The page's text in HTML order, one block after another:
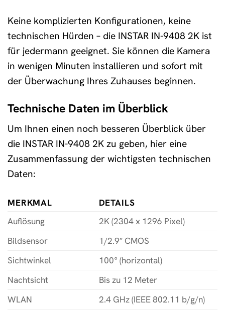
Keine komplizierten Konfigurationen, keine
technischen Hürden – die INSTAR IN-9408 2K ist
für jedermann geeignet. Sie können die Kamera
in wenigen Minuten installieren und sofort mit
der Überwachung Ihres Zuhauses beginnen.
Technische Daten im Überblick
Um Ihnen einen noch besseren Überblick über
die INSTAR IN-9408 2K zu geben, hier eine
Zusammenfassung der wichtigsten technischen
Daten:
MERKMAL
DETAILS
Auflösung
2K (2304 x 1296 Pixel)
Bildsensor
1/2.9″ CMOS
Sichtwinkel
100° (horizontal)
Nachtsicht
Bis zu 12 Meter
WLAN
2.4 GHz (IEEE 802.11 b/g/n)